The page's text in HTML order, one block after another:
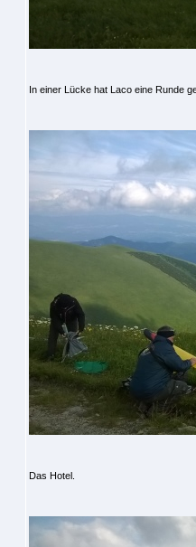
In einer Lücke hat Laco eine Runde
Das Hotel.